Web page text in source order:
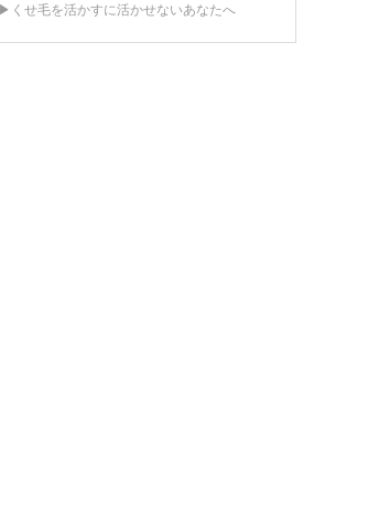
▶︎くせ毛を活かすに活かせないあなたへ